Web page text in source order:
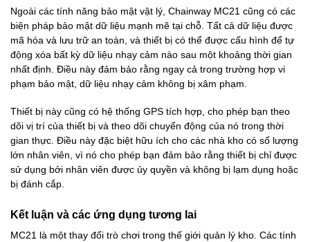
Ngoài các tính năng bảo mật vật lý, Chainway MC21 cũng có các
biện pháp bảo mật dữ liệu mạnh mẽ tại chỗ. Tất cả dữ liệu được
mã hóa và lưu trữ an toàn, và thiết bị có thể được cấu hình để tự
động xóa bất kỳ dữ liệu nhạy cảm nào sau một khoảng thời gian
nhất định. Điều này đảm bảo rằng ngay cả trong trường hợp vi
phạm bảo mật, dữ liệu nhạy cảm không bị xâm phạm.
Thiết bị này cũng có hệ thống GPS tích hợp, cho phép bạn theo
dõi vị trí của thiết bị và theo dõi chuyển động của nó trong thời
gian thực. Điều này đặc biệt hữu ích cho các nhà kho có số lượng
lớn nhân viên, vì nó cho phép bạn đảm bảo rằng thiết bị chỉ được
sử dụng bởi nhân viên được ủy quyền và không bị lạm dụng hoặc
bị đánh cắp.
Kết luận và các ứng dụng tương lai
MC21 là một thay đổi trò chơi trong thế giới quản lý kho. Các tính